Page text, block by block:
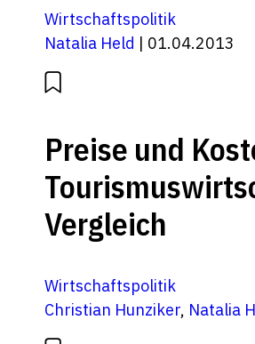
Wirtschaftspolitik
Natalia Held | 01.04.2013
Preise und
Vergleich
Wirtschaftspolitik
Christian Hunziker, Natalia